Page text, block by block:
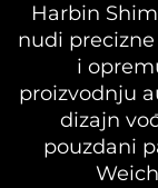
Harbin
nudi
i
proizvodnju
dizajn
pouzdani